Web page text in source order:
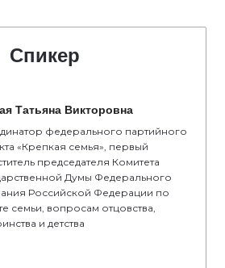
Спикер
Татьяна Викторовна
федерального партийного
«Крепкая семья», первый
председателя Комитета
Думы Федерального
Российской Федерации по
семьи, вопросам отцовства,
и детства